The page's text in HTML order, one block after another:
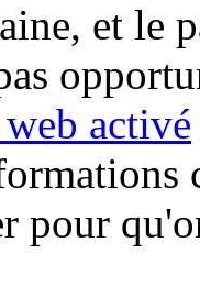
et le
activé
pour